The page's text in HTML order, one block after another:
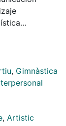
el
técnico
, Gimnàstica
, Artistic